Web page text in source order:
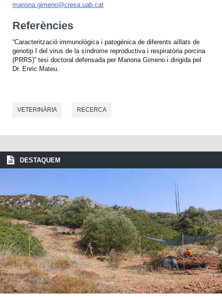
mariona.gimeno@cresa.uab.cat
Referències
“Caracterització immunològica i patogènica de diferents aïllats de
genotip I del virus de la síndrome reproductiva i respiratòria porcina
(PRRS)” tesi doctoral defensada per Mariona Gimeno i dirigida pel
Dr. Enric Mateu.
VETERINÀRIA RECERCA
DESTAQUEM